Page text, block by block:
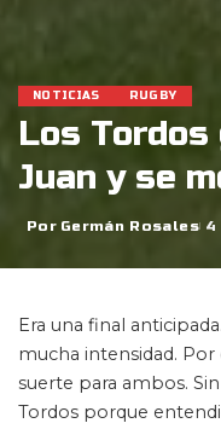
NOTICIAS RUGBY
Los Tordos
Juan y se
Posted
Por Germán Rosales 4
Era una final
mucha intensidad.
suerte para ambos.
Tordos porque